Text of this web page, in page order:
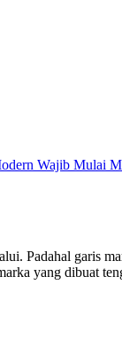
Wajib Mulai
Padahal garis
yang dibuat